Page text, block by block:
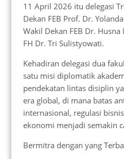
11 April 2026 itu delegasi
Dekan FEB Prof. Dr.
Wakil Dekan FEB Dr.
FH Dr. Tri Sulistyowati.
Kehadiran delegasi dua
satu misi diplomatik
pendekatan lintas disiplin
era global, di mana batas
internasional, regulasi
ekonomi menjadi semakin
Bermitra dengan yang